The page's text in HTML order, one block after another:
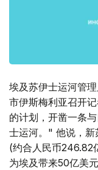
埃及苏伊士运河管
市伊斯梅利亚召开
的计划，开凿一条
士运河。" 他说，
(约合人民币246.82
为埃及带来50亿美